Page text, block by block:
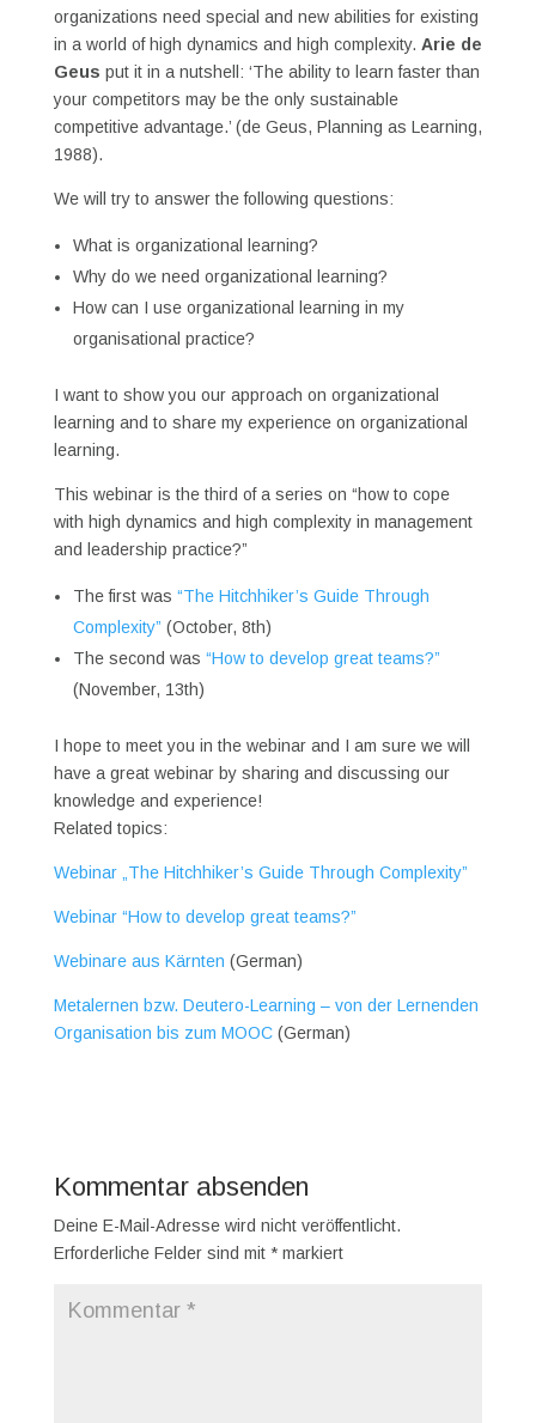
organizations need special and new abilities for existing
in a world of high dynamics and high complexity. Arie de
Geus put it in a nutshell: ‘The ability to learn faster than
your competitors may be the only sustainable
competitive advantage.’ (de Geus, Planning as Learning,
1988).
We will try to answer the following questions:
What is organizational learning?
Why do we need organizational learning?
How can I use organizational learning in my
organisational practice?
I want to show you our approach on organizational
learning and to share my experience on organizational
learning.
This webinar is the third of a series on “how to cope
with high dynamics and high complexity in management
and leadership practice?”
The first was “The Hitchhiker’s Guide Through
Complexity” (October, 8th)
The second was “How to develop great teams?”
(November, 13th)
I hope to meet you in the webinar and I am sure we will
have a great webinar by sharing and discussing our
knowledge and experience!
Related topics:
Webinar „The Hitchhiker’s Guide Through Complexity”
Webinar “How to develop great teams?”
Webinare aus Kärnten (German)
Metalernen bzw. Deutero-Learning – von der Lernenden
Organisation bis zum MOOC(German)
Kommentar absenden
Deine E-Mail-Adresse wird nicht veröffentlicht.
Erforderliche Felder sind mit *markiert